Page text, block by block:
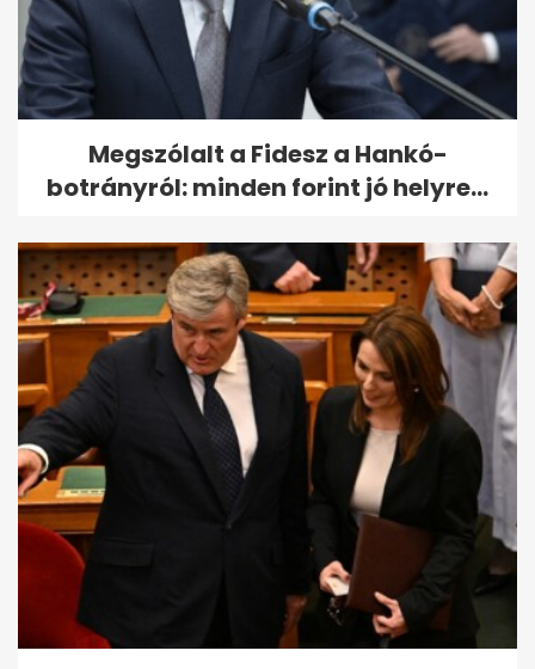
Megszólalt a Fidesz a Hankó-
botrányról: minden forint jó helyre...